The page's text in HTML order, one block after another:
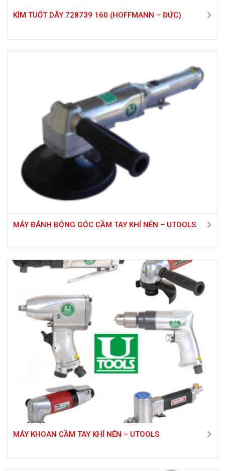
KÌM TUỐT DÂY 728739 160 (HOFFMANN – ĐỨC)
MÁY ĐÁNH BÓNG GÓC CẦM TAY KHÍ NÉN – UTOOLS
MÁY KHOAN CẦM TAY KHÍ NÉN – UTOOLS